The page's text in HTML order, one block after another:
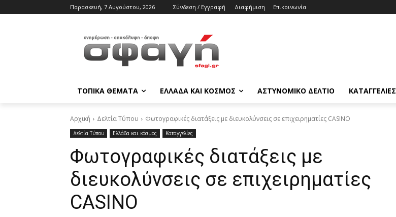
Παρασκευή, 7 Αυγούστου, 2026 Σύνδεση / Εγγραφή Διαφήμιση Επικοινωνία
ΤΟΠΙΚΑ ΘΕΜΑΤΑ ΕΛΛΑΔΑ ΚΑΙ ΚΟΣΜΟΣ ΑΣΤΥΝΟΜΙΚΟ ΔΕΛΤΙΟ ΚΑΤΑΓΓΕΛΙΕΣ
Αρχική Δελτία Τύπου Φωτογραφικές διατάξεις με διευκολύνσεις σε επιχειρηματίες CASINO
Δελτία Τύπου Ελλάδα και κόσμος Καταγγελίες
Φωτογραφικές διατάξεις με
διευκολύνσεις σε επιχειρηματίες
CASINO